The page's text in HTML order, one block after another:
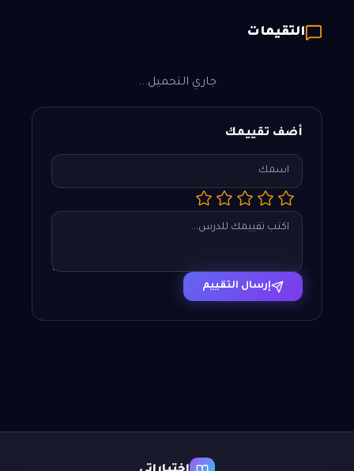
التقيمات
جاري التحميل...
أضف تقييمك
إرسال التقييم